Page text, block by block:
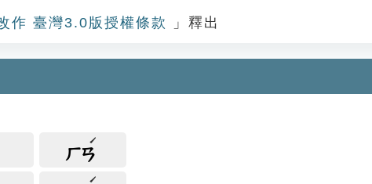
作 臺灣3.0版授權條款 」釋出
ㄏㄢ